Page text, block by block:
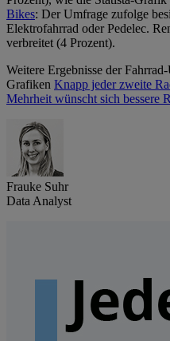
Bikes: Der Umfrage zufolge
Elektrofahrrad oder Pedelec.
verbreitet (4 Prozent).
Weitere Ergebnisse der
Grafiken Knapp jeder zweite
Mehrheit wünscht sich bessere
Frauke Suhr
Data Analyst